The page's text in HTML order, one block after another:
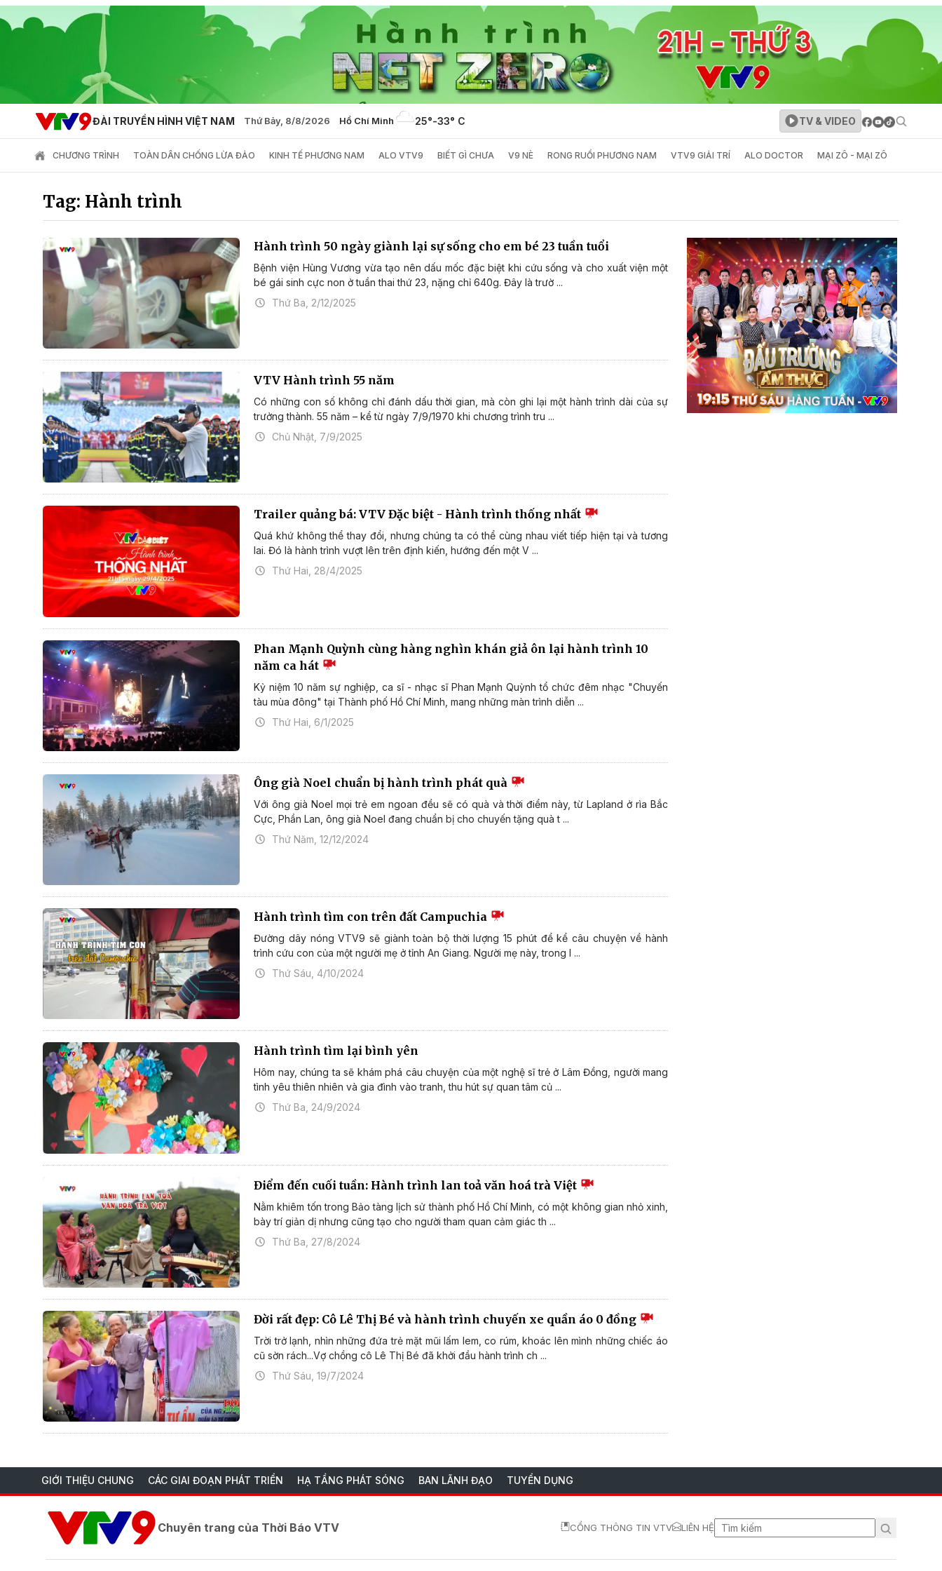
ĐÀI TRUYỀN HÌNH VIỆT NAM Thứ Bảy, 8/8/2026 Hồ Chí Minh 25°-33° C TV & VIDEO
CHƯƠNG TRÌNH TOÀN DÂN CHỐNG LỪA ĐẢO KINH TẾ PHƯƠNG NAM ALO VTV9 BIẾT GÌ CHƯA V9 NÈ RONG RUỔI PHƯƠNG NAM VTV9 GIẢI TRÍ ALO DOCTOR MẠI ZÔ - MẠI ZÔ
Tag: Hành trình
Hành trình 50 ngày giành lại sự sống cho em bé 23 tuần tuổi
Bệnh viện Hùng Vương vừa tạo nên dấu mốc đặc biệt khi cứu sống và cho xuất viện một
bé gái sinh cực non ở tuần thai thứ 23, nặng chỉ 640g. Đây là trườ ...
Thứ Ba, 2/12/2025
VTV Hành trình 55 năm
Có những con số không chỉ đánh dấu thời gian, mà còn ghi lại một hành trình dài của sự
trưởng thành. 55 năm – kể từ ngày 7/9/1970 khi chương trình tru ...
Chủ Nhật, 7/9/2025
Trailer quảng bá: VTV Đặc biệt - Hành trình thống nhất
Quá khứ không thể thay đổi, nhưng chúng ta có thể cùng nhau viết tiếp hiện tại và tương
lai. Đó là hành trình vượt lên trên định kiến, hướng đến một V ...
Thứ Hai, 28/4/2025
Phan Mạnh Quỳnh cùng hàng nghìn khán giả ôn lại hành trình 10
năm ca hát
Kỷ niệm 10 năm sự nghiệp, ca sĩ - nhạc sĩ Phan Mạnh Quỳnh tổ chức đêm nhạc "Chuyến
tàu mùa đông" tại Thành phố Hồ Chí Minh, mang những màn trình diễn ...
Thứ Hai, 6/1/2025
Ông già Noel chuẩn bị hành trình phát quà
Với ông già Noel mọi trẻ em ngoan đều sẽ có quà và thời điểm này, từ Lapland ở rìa Bắc
Cực, Phần Lan, ông già Noel đang chuẩn bị cho chuyến tặng quà t ...
Thứ Năm, 12/12/2024
Hành trình tìm con trên đất Campuchia
Đường dây nóng VTV9 sẽ giành toàn bộ thời lượng 15 phút để kể câu chuyện về hành
trình cứu con của một người mẹ ở tỉnh An Giang. Người mẹ này, trong l ...
Thứ Sáu, 4/10/2024
Hành trình tìm lại bình yên
Hôm nay, chúng ta sẽ khám phá câu chuyện của một nghệ sĩ trẻ ở Lâm Đồng, người mang
tình yêu thiên nhiên và gia đình vào tranh, thu hút sự quan tâm củ ...
Thứ Ba, 24/9/2024
Điểm đến cuối tuần: Hành trình lan toả văn hoá trà Việt
Nằm khiêm tốn trong Bảo tàng lịch sử thành phố Hồ Chí Minh, có một không gian nhỏ xinh,
bày trí giản dị nhưng cũng tạo cho người tham quan cảm giác th ...
Thứ Ba, 27/8/2024
Đời rất đẹp: Cô Lê Thị Bé và hành trình chuyến xe quần áo 0 đồng
Trời trở lạnh, nhìn những đứa trẻ mặt mũi lấm lem, co rúm, khoác lên mình những chiếc áo
cũ sờn rách...Vợ chồng cô Lê Thị Bé đã khởi đầu hành trình ch ...
Thứ Sáu, 19/7/2024
GIỚI THIỆU CHUNG CÁC GIAI ĐOẠN PHÁT TRIỂN HẠ TẦNG PHÁT SÓNG BAN LÃNH ĐẠO TUYỂN DỤNG
Chuyên trang của Thời Báo VTV CỔNG THÔNG TIN VTV LIÊN HỆ